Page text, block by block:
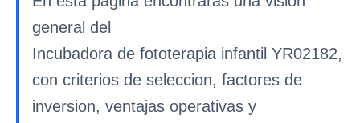
general del
Incubadora de fototerapia infantil YR02182,
con criterios de seleccion, factores de
inversion, ventajas operativas y